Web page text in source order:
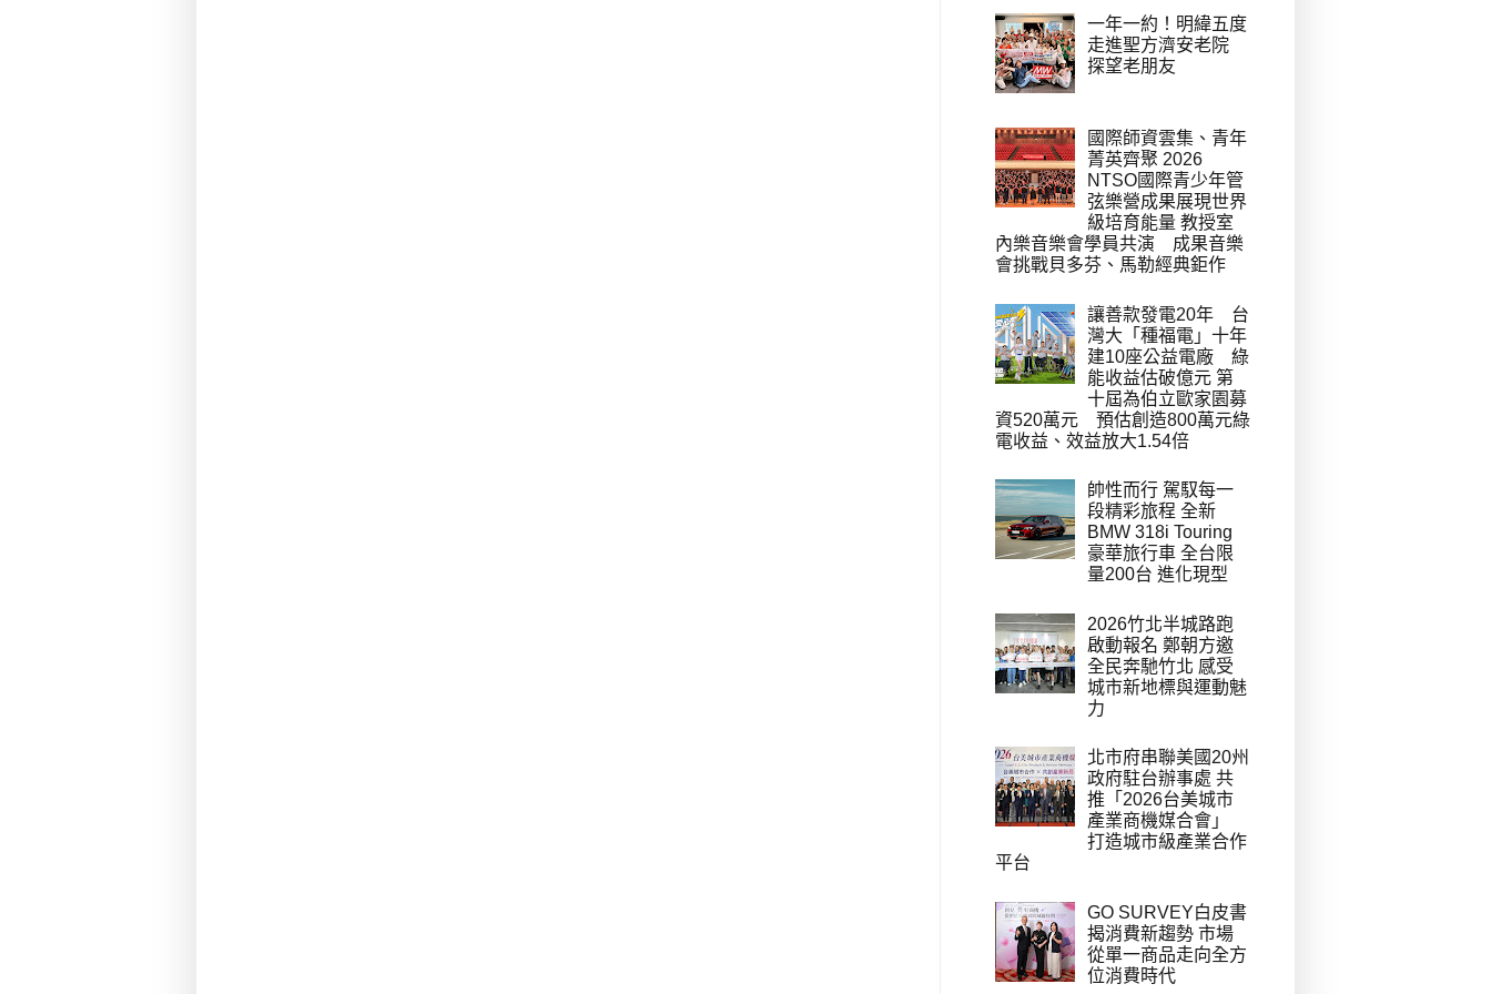
一年一約！明緯五度
走進聖方濟安老院
探望老朋友
國際師資雲集、青年
菁英齊聚 2026
NTSO國際青少年管
弦樂營成果展現世界
級培育能量 教授室
內樂音樂會學員共演 成果音樂
會挑戰貝多芬、馬勒經典鉅作
讓善款發電20年 台
灣大「種福電」十年
建10座公益電廠 綠
能收益估破億元 第
十屆為伯立歐家園募
資520萬元 預估創造800萬元綠
電收益、效益放大1.54倍
帥性而行 駕馭每一
段精彩旅程 全新
BMW 318i Touring
豪華旅行車 全台限
量200台 進化現型
2026竹北半城路跑
啟動報名 鄭朝方邀
全民奔馳竹北 感受
城市新地標與運動魅
力
北市府串聯美國20州
政府駐台辦事處 共
推「2026台美城市
產業商機媒合會」
打造城市級產業合作
平台
GO SURVEY白皮書
揭消費新趨勢 市場
從單一商品走向全方
位消費時代